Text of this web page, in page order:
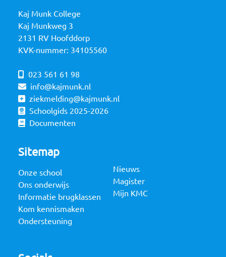
Kaj Munk College
Kaj Munkweg 3
2131 RV Hoofddorp
KVK-nummer: 34105560
023 561 61 98
info@kajmunk.nl
ziekmelding@kajmunk.nl
Schoolgids 2025-2026
Documenten
Sitemap
Onze school
Ons onderwijs
Informatie brugklassen
Kom kennismaken
Ondersteuning
Nieuws
Magister
Mijn KMC